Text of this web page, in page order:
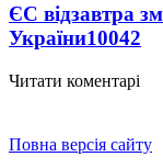
ЄС відзавтра
України10042
Читати коментарі
Повна версія сайту